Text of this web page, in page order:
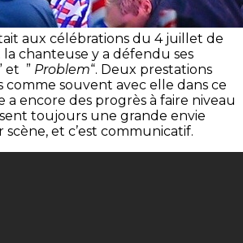
aux célébrations du 4 juillet de
la chanteuse y a défendu ses
et ” Problem“. Deux prestations
comme souvent avec elle dans ce
a encore des progrès à faire niveau
toujours une grande envie
et c’est communicatif.